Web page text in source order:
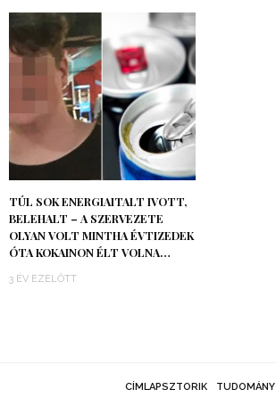
TÚL SOK ENERGIAITALT IVOTT,
BELEHALT – A SZERVEZETE
OLYAN VOLT MINTHA ÉVTIZEDEK
ÓTA KOKAINON ÉLT VOLNA…
3 ÉV EZELŐTT
CÍMLAPSZTORIK TUDOMÁNY